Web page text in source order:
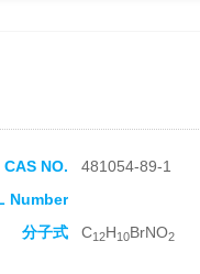
CAS NO.
481054-89-1
Number
分子式 C12H10BrNO2